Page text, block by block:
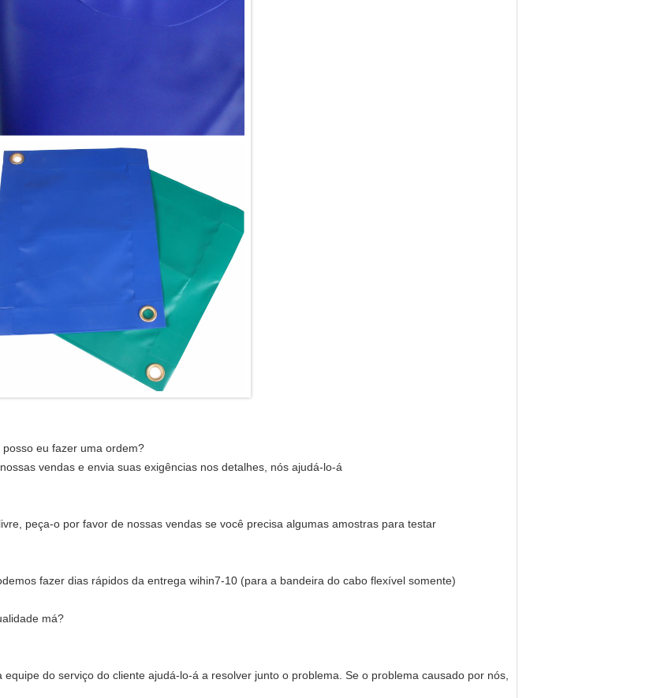
eu fazer uma ordem?
vendas e envia suas exigências nos detalhes, nós ajudá-lo-á
peça-o por favor de nossas vendas se você precisa algumas amostras para testar
fazer dias rápidos da entrega wihin7-10 (para a bandeira do cabo flexível somente)
má?
do serviço do cliente ajudá-lo-á a resolver junto o problema. Se o problema causado por nós,